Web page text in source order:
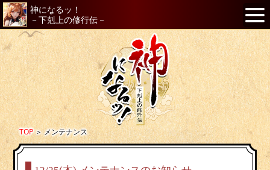
神になるッ！
－下剋上の修行伝－
TOP＞メンテナンス